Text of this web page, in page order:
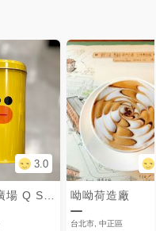
3.0
呦呦荷造廠
台北市, 中正區